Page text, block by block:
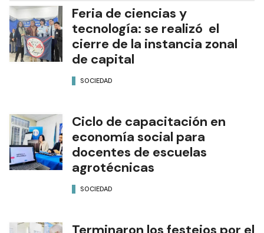
Feria de ciencias y
tecnología: se realizó el
cierre de la instancia zonal
de capital
SOCIEDAD
Ciclo de capacitación en
economía social para
docentes de escuelas
agrotécnicas
SOCIEDAD
Terminaron los festejos por el